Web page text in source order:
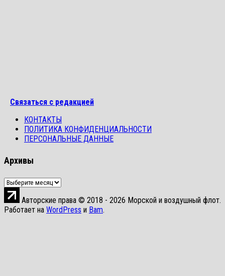
Связаться с редакцией
КОНТАКТЫ
ПОЛИТИКА КОНФИДЕНЦИАЛЬНОСТИ
ПЕРСОНАЛЬНЫЕ ДАННЫЕ
Архивы
Архивы
Авторские права © 2018 - 2026 Морской и воздушный флот.
Работает на WordPress и Bam.